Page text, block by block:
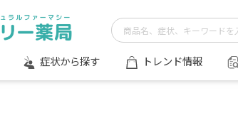
症状から探す トレンド情報